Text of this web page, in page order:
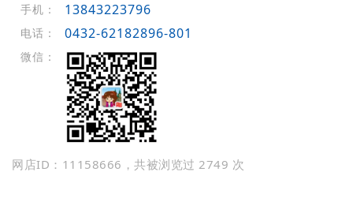
手机： 13843223796
电话： 0432-62182896-801
微信：
网店ID：11158666，共被浏览过 2749 次